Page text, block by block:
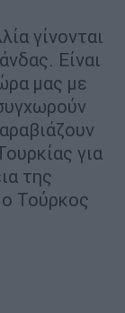
γίνονται
Είναι
μας με
για
της
Τούρκος